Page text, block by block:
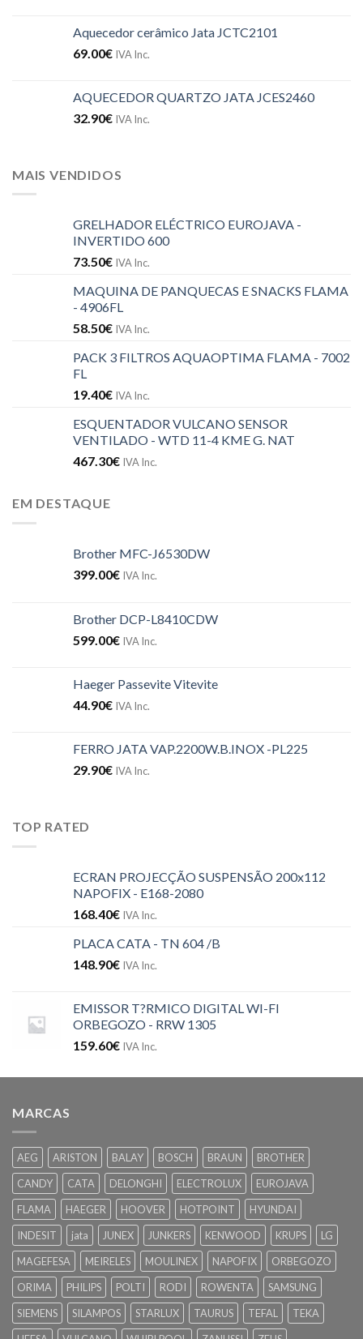
Aquecedor cerâmico Jata JCTC2101
69.00€ IVA Inc.
AQUECEDOR QUARTZO JATA JCES2460
32.90€ IVA Inc.
MAIS VENDIDOS
GRELHADOR ELÉCTRICO EUROJAVA -
INVERTIDO 600
73.50€ IVA Inc.
MAQUINA DE PANQUECAS E SNACKS FLAMA
- 4906FL
58.50€ IVA Inc.
PACK 3 FILTROS AQUAOPTIMA FLAMA - 7002
FL
19.40€ IVA Inc.
ESQUENTADOR VULCANO SENSOR
VENTILADO - WTD 11-4 KME G. NAT
467.30€ IVA Inc.
EM DESTAQUE
Brother MFC-J6530DW
399.00€ IVA Inc.
Brother DCP-L8410CDW
599.00€ IVA Inc.
Haeger Passevite Vitevite
44.90€ IVA Inc.
FERRO JATA VAP.2200W.B.INOX -PL225
29.90€ IVA Inc.
TOP RATED
ECRAN PROJECÇÃO SUSPENSÃO 200x112
NAPOFIX - E168-2080
168.40€ IVA Inc.
PLACA CATA - TN 604 /B
148.90€ IVA Inc.
EMISSOR T?RMICO DIGITAL WI-FI
ORBEGOZO - RRW 1305
159.60€ IVA Inc.
MARCAS
AEG ARISTON BALAY BOSCH BRAUN
BROTHER
CANDY
CATA DELONGHI ELECTROLUX
EUROJAVA
FLAMA
HAEGER HOOVER HOTPOINT
HYUNDAI
INDESIT
jata JUNEX JUNKERS KENWOOD KRUPS
LG
MAGEFESA
MEIRELES MOULINEX NAPOFIX
ORBEGOZO
ORIMA
PHILIPS POLTI RODI ROWENTA
SAMSUNG
SIEMENS
SILAMPOS STARLUX TAURUS TEFAL
TEKA